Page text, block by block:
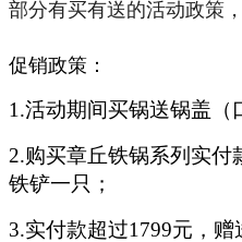
部分有买有送的活动政策
促销政策：
1.活动期间买锅送锅盖（
2.购买章丘铁锅系列实付
铁铲一只；
3.实付款超过1799元，